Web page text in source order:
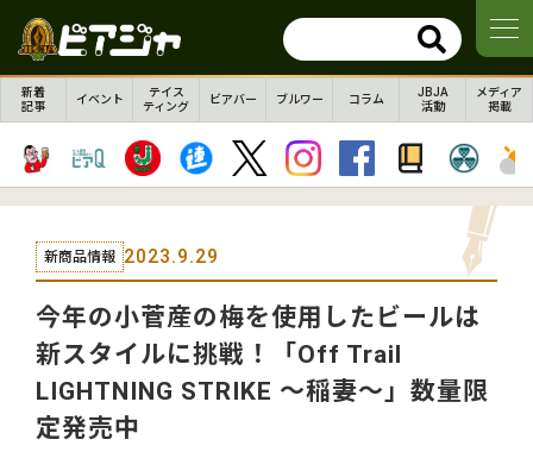
新着
記事
イベント
テイス
ティング
ビアバー ブルワー コラム
JBJA
活動
メディア
掲載
新商品情報 2023.9.29
今年の小菅産の梅を使用したビールは
新スタイルに挑戦！「Off Trail
LIGHTNING STRIKE 〜稲妻〜」数量限
定発売中